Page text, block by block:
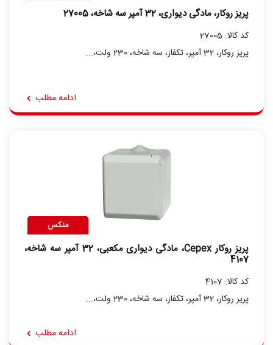
پریز روکار، مادگی دیواری، 32 آمپر سه شاخه، 27005
کد کالا: 27005
پریز روکار، 32 آمپر، تکفاز، سه شاخه، 230 ولت،...
ادامه مطلب
منکس
پریز روکار Cepex، مادگی دیواری مکعبی، 32 آمپر سه شاخه،
4107
کد کالا: 4107
پریز روکار، 32 آمپر، تکفاز، سه شاخه، 230 ولت،...
ادامه مطلب